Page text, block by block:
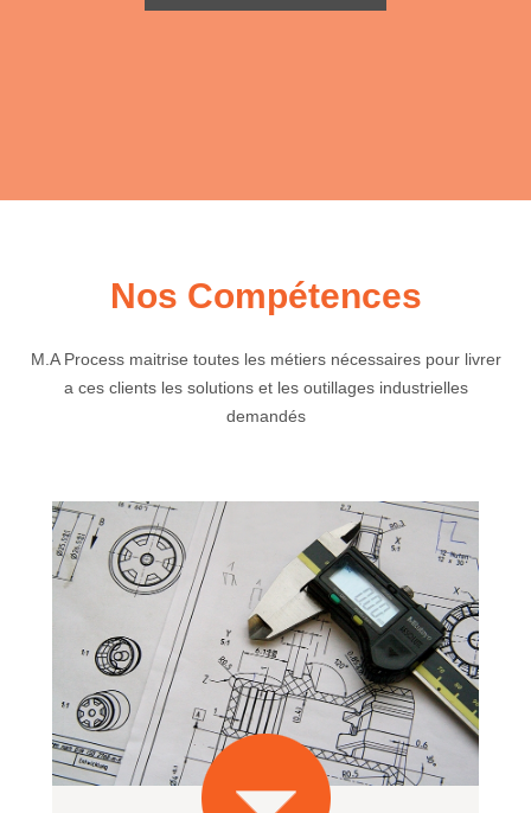
Nos Compétences
M.A Process maitrise toutes les métiers nécessaires pour livrer
a ces clients les solutions et les outillages industrielles
demandés